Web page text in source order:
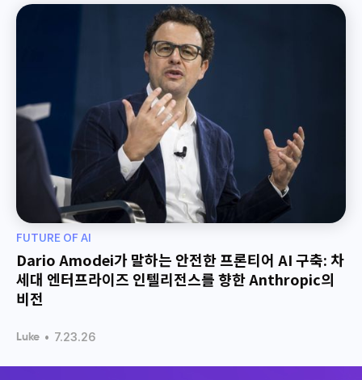
FUTURE OF AI
Dario Amodei가 말하는 안전한 프론티어 AI 구축: 차
세대 엔터프라이즈 인텔리전스를 향한 Anthropic의
비전
Luke • 7.23.26